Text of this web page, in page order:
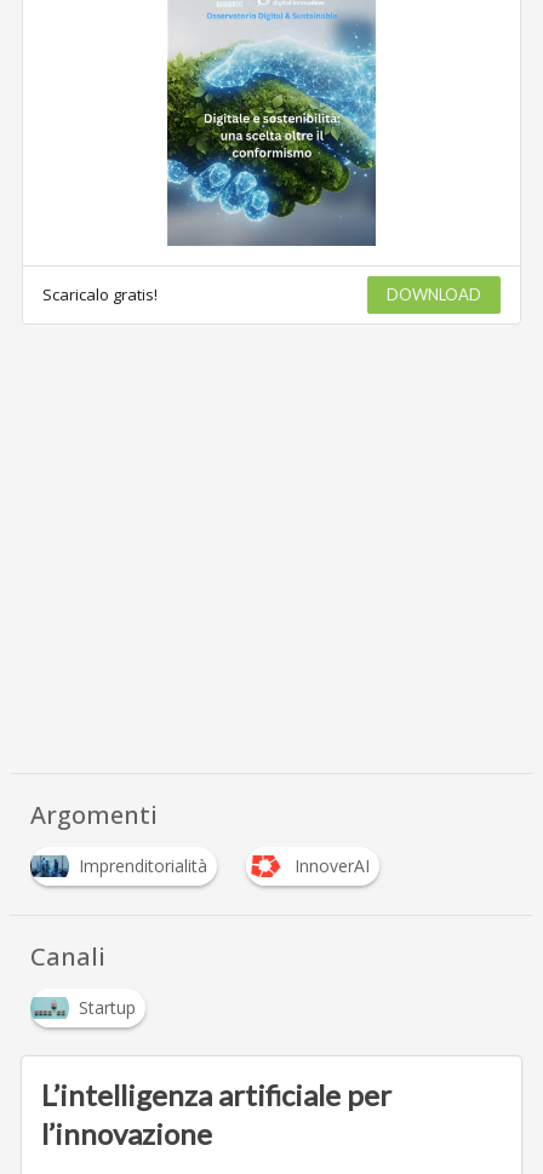
Scaricalo gratis! DOWNLOAD
Argomenti
Imprenditorialità InnoverAI
Canali
Startup
L’intelligenza artificiale per
l’innovazione